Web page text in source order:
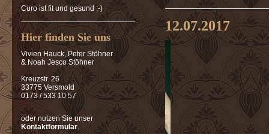
12.07.2017
Curo ist fit und gesund ;-)
Hier finden Sie uns
Vivien Hauck, Peter Stöhner
& Noah Jesco Stöhner
Kreuzstr. 26
33775 Versmold
0173 / 533 10 57
oder nutzen Sie unser
Kontaktformular.